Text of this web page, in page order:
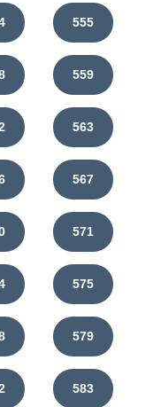
555
559
563
567
571
575
579
583